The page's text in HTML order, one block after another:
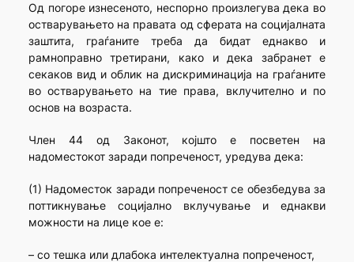
Од погоре изнесеното, неспорно произлегува дека во
остварувањето на правата од сферата на социјалната
заштита, граѓаните треба да бидат еднакво и
рамноправно третирани, како и дека забранет е
секаков вид и облик на дискриминација на граѓаните
во остварувањето на тие права, вклучително и по
основ на возраста.
Член 44 од Законот, којшто е посветен на
надоместокот заради попреченост, уредува дека:
(1) Надоместок заради попреченост се обезбедува за
поттикнување социјално вклучување и еднакви
можности на лице кое е:
– со тешка или длабока интелектуална попреченост,